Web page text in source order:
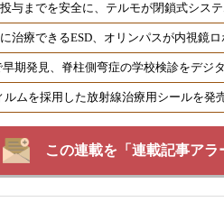
与までを安全に、テルモが閉鎖式シス
治療できるESD、オリンパスが内視鏡
期発見、脊柱側弯症の学校検診をデジ
ルムを採用した放射線治療用シールを発
この連載を「連載記事アラ